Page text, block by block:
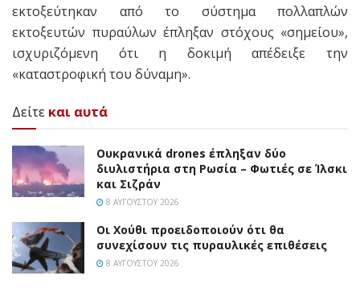
εκτοξεύτηκαν από το σύστημα πολλαπλών
εκτοξευτών πυραύλων έπληξαν στόχους «σημείου»,
ισχυριζόμενη ότι η δοκιμή απέδειξε την
«καταστροφική του δύναμη».
Δείτε και αυτά
Ουκρανικά drones έπληξαν δύο
διυλιστήρια στη Ρωσία – Φωτιές σε Ίλσκι
και Σιζράν
8 ΑΥΓΟΎΣΤΟΥ 2026
Οι Χούθι προειδοποιούν ότι θα
συνεχίσουν τις πυραυλικές επιθέσεις
8 ΑΥΓΟΎΣΤΟΥ 2026